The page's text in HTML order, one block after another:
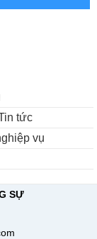
tức
vụ
SỰ